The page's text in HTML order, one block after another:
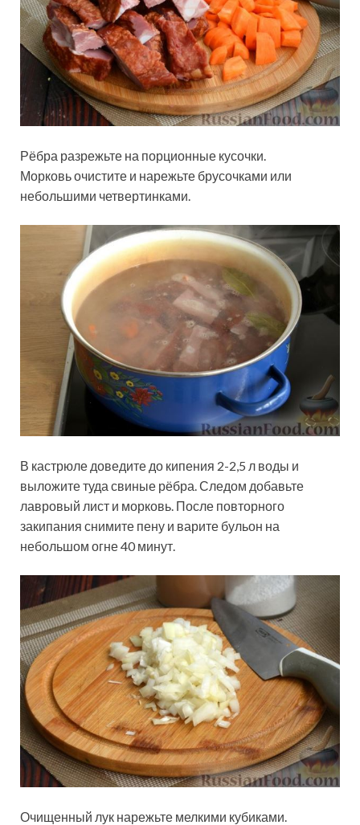
Рёбра разрежьте на порционные кусочки.
Морковь очистите и нарежьте брусочками или
небольшими четвертинками.
В кастрюле доведите до кипения 2-2,5 л воды и
выложите туда свиные рёбра. Следом добавьте
лавровый лист и морковь. После повторного
закипания снимите пену и варите бульон на
небольшом огне 40 минут.
Очищенный лук нарежьте мелкими кубиками.